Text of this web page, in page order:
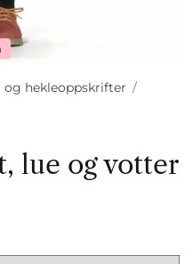
hekleoppskrifter /
lue og votter